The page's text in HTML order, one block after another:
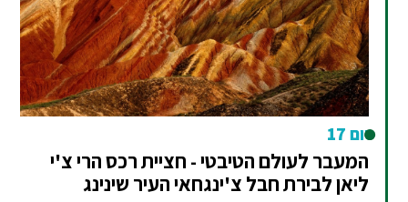
יום 17
המעבר לעולם הטיבטי - חציית רכס הרי צ'י
ליאן לבירת חבל צ'ינגחאי העיר שינינג